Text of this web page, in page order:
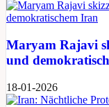
Maryam Rajavi
und
18-01-2026